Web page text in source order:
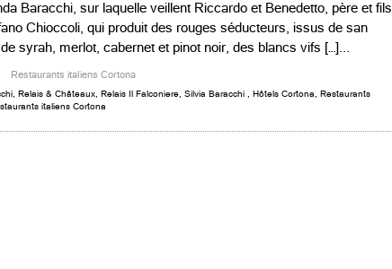
Baracchi, sur laquelle veillent Riccardo et Benedetto, père et fils,
Chioccoli, qui produit des rouges séducteurs, issus de san
syrah, merlot, cabernet et pinot noir, des blancs vifs […]...
Restaurants italiens Cortona
Relais & Châteaux Relais Il Falconiere Silvia Baracchi Hôtels Cortona
Restaurants
italiens Cortona